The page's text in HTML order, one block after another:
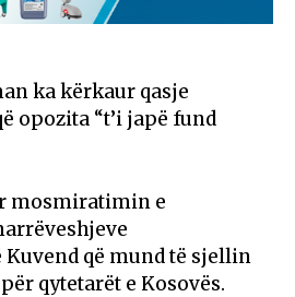
ka kërkaur qasje
opozita “t’i japë fund
mosmiratimin e
që mund të sjellin
qytetarët e Kosovës.